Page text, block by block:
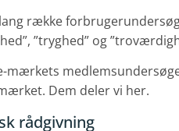
række
”tryghed” og
mærkets
Dem deler vi her.
rådgivning